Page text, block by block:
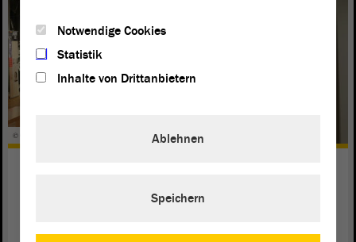
© Gedenkstätte Deutscher Widerstand
Notwendige Cookies
Statistik
Inhalte von Drittanbietern
Ablehnen
Speichern